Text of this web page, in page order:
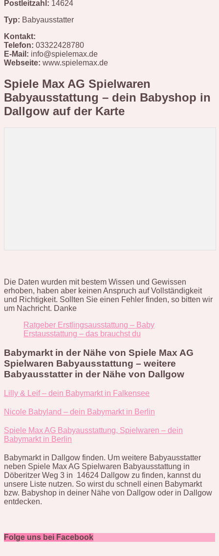
Postleitzahl: 14624
Typ: Babyausstatter
Kontakt:
Telefon: 03322428780
E-Mail: info@spielemax.de
Webseite: www.spielemax.de
Spiele Max AG Spielwaren
Babyausstattung – dein Babyshop in
Dallgow auf der Karte
Die Daten wurden mit bestem Wissen und Gewissen
erhoben, haben aber keinen Anspruch auf Vollständigkeit
und Richtigkeit. Sollten Sie einen Fehler finden, so bitten wir
um Nachricht. Danke
Ratgeber Erstlingsausstattung – Baby
Erstausstattung – das brauchst du
Babymarkt in der Nähe von Spiele Max AG
Spielwaren Babyausstattung – weitere
Babyausstatter in der Nähe von Dallgow
Lilly & Leif – dein Babymarkt in Falkensee
Nicole Babyland – dein Babymarkt in Berlin
Spiele Max AG Babyausstattung, Spielwaren – dein
Babymarkt in Berlin
Babymarkt in Dallgow finden. Um weitere Babyausstatter
neben Spiele Max AG Spielwaren Babyausstattung in
Döberitzer Weg 3 in 14624 Dallgow zu finden, kannst du
unsere Liste nutzen. So wirst du schnell einen Babymarkt
bzw. Babyshop in deiner Nähe von Dallgow oder in Dallgow
entdecken.
Folge uns bei Facebook